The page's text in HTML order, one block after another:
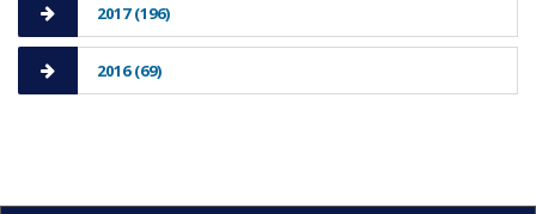
2017 (196)
2016 (69)